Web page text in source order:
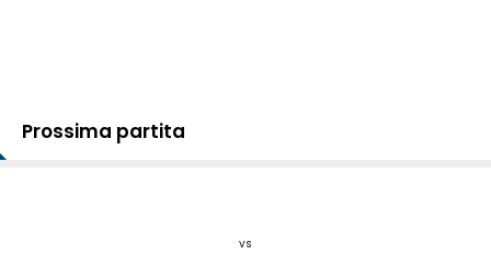
Prossima partita
vs